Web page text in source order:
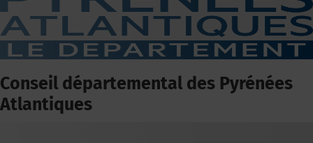
Conseil départemental des Pyrénées
Atlantiques